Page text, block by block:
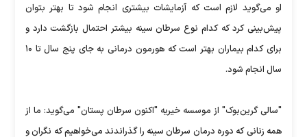
او می‌گوید لازم است که آزمایشات بیشتری انجام شود تا بهتر بتوان
پیش‌بینی کرد که کدام نوع سرطان سینه بیشتر احتمال بازگشت دارد و
برای کدام بیماران بهتر است که هورمون درمانی به جای پنج سال تا ۱۰
سال انجام شود.
"سالی گرین‌بوک" از موسسه خیریه "اکنون سرطان پستان" می‌گوید: ما از
همه زنانی که دوره درمان سرطان سینه را گذراندند می‌خواهیم که نگران و